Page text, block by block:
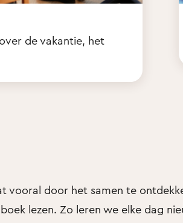
de vakantie, het
vooral door het samen te
lezen. Zo leren we elke dag